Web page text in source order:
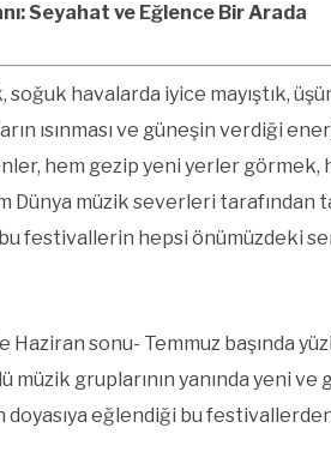
Seyahat ve Eğlence Bir Arada
havalarda iyice mayıştık,
ısınması ve güneşin verdiği
hem gezip yeni yerler
Dünya müzik severleri
bu festivallerin hepsi
Haziran sonu- Temmuz başında
gruplarının yanında yeni
eğlendiği bu